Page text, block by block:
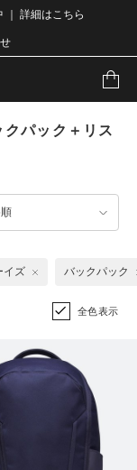
｜ 詳細はこちら
パック＋リス
イズ バックパック
全色表示